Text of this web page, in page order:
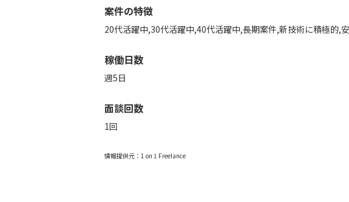
案件の特徴
20代活躍中,30代活躍中,40代活躍中,長期案件,新技術に積極的,
稼働日数
週5日
面談回数
1回
情報提供元： 1 on 1 Freelance